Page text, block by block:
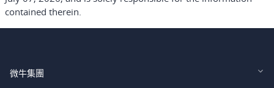
contained therein.
微牛集團